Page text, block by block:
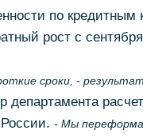
по кредитным
рост с
сроки, -
департамента
- Мы